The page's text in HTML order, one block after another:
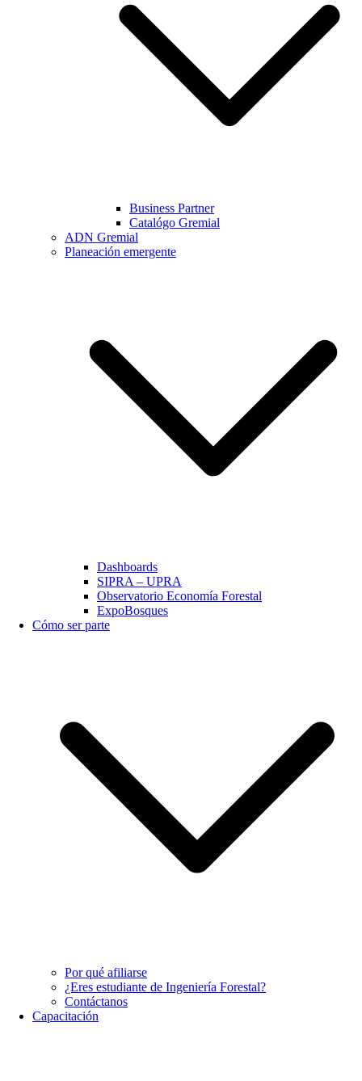
Business Partner
Catalógo Gremial
ADN Gremial
Planeación emergente
Dashboards
SIPRA – UPRA
Observatorio Economía Forestal
ExpoBosques
Cómo ser parte
Por qué afiliarse
¿Eres estudiante de Ingeniería Forestal?
Contáctanos
Capacitación